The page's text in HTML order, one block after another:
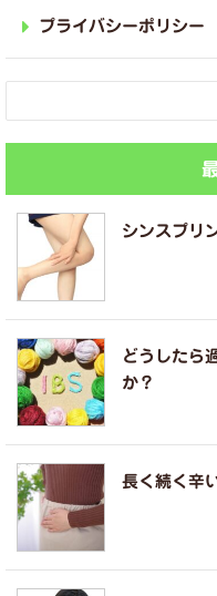
プライバシーポリシー
シンスプリ
どうしたら
か？
長く続く辛